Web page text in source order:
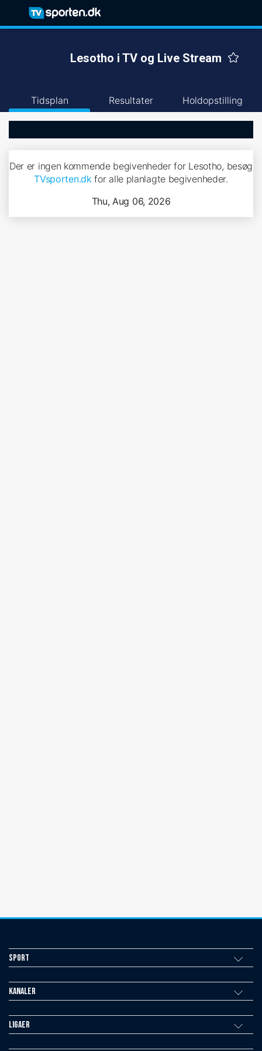
Lesotho i TV og Live Stream
Tidsplan Resultater Holdopstilling
Der er ingen kommende begivenheder for Lesotho, besøg
TVsporten.dkfor alle planlagte begivenheder.
Thu, Aug 06, 2026
Sport
Kanaler
Ligaer